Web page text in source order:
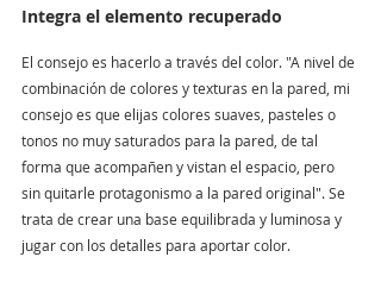
Integra el elemento recuperado
El consejo es hacerlo a través del color. "A nivel de
combinación de colores y texturas en la pared, mi
consejo es que elijas colores suaves, pasteles o
tonos no muy saturados para la pared, de tal
forma que acompañen y vistan el espacio, pero
sin quitarle protagonismo a la pared original". Se
trata de crear una base equilibrada y luminosa y
jugar con los detalles para aportar color.